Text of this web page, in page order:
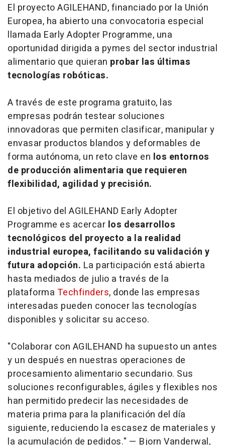
El proyecto AGILEHAND, financiado por la Unión
Europea, ha abierto una convocatoria especial
llamada Early Adopter Programme, una
oportunidad dirigida a pymes del sector industrial
alimentario que quieran probar las últimas
tecnologías robóticas.
A través de este programa gratuito, las
empresas podrán testear soluciones
innovadoras que permiten clasificar, manipular y
envasar productos blandos y deformables de
forma autónoma, un reto clave en los entornos
de producción alimentaria que requieren
flexibilidad, agilidad y precisión.
El objetivo del AGILEHAND Early Adopter
Programme es acercar los desarrollos
tecnológicos del proyecto a la realidad
industrial europea, facilitando su validación y
futura adopción. La participación está abierta
hasta mediados de julio a través de la
plataforma Techfinders, donde las empresas
interesadas pueden conocer las tecnologías
disponibles y solicitar su acceso.
"Colaborar con AGILEHAND ha supuesto un antes
y un después en nuestras operaciones de
procesamiento alimentario secundario. Sus
soluciones reconfigurables, ágiles y flexibles nos
han permitido predecir las necesidades de
materia prima para la planificación del día
siguiente, reduciendo la escasez de materiales y
la acumulación de pedidos." — Bjorn Vanderwal,